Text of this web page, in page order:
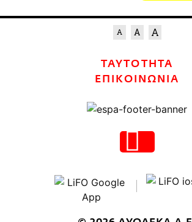
ΤΑΥΤΟΤΗΤΑ
ΕΠΙΚΟΙΝΩΝΙΑ